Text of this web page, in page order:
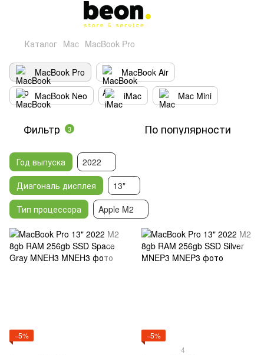
Каталог Mac MacBook Pro
MacBook Pro
MacBook Air
MacBook Neo
iMac Mac Mini
Фильтр 3 По популярности
Год выпуска
2022
Диагональ дисплея
13"
Тип процессора
Apple M2
−5%
−5%
4